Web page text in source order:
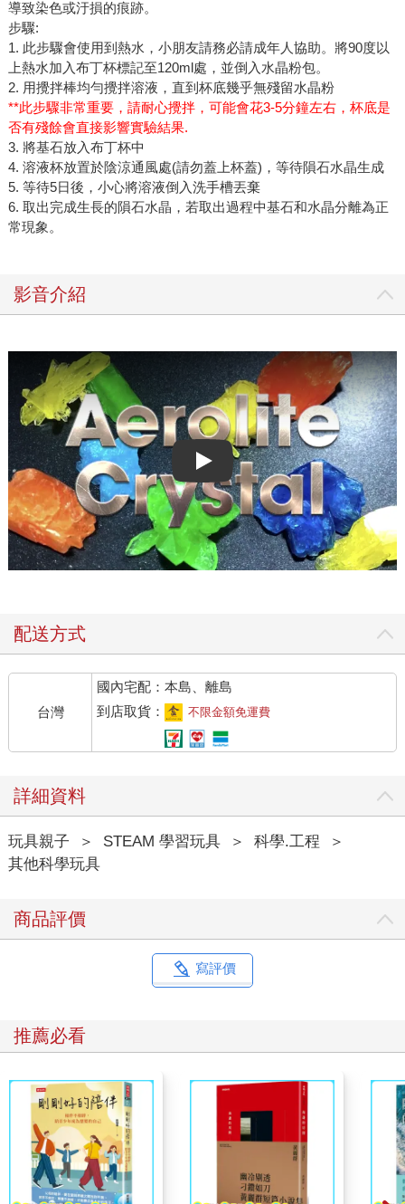
導致染色或汙損的痕跡。
步驟:
1. 此步驟會使用到熱水，小朋友請務必請成年人協助。將90度以
上熱水加入布丁杯標記至120ml處，並倒入水晶粉包。
2. 用攪拌棒均勻攪拌溶液，直到杯底幾乎無殘留水晶粉
**此步驟非常重要，請耐心攪拌，可能會花3-5分鐘左右，杯底是
否有殘餘會直接影響實驗結果.
3. 將基石放入布丁杯中
4. 溶液杯放置於陰涼通風處(請勿蓋上杯蓋)，等待隕石水晶生成
5. 等待5日後，小心將溶液倒入洗手槽丟棄
6. 取出完成生長的隕石水晶，若取出過程中基石和水晶分離為正
常現象。
影音介紹
Play video
配送方式
台灣
國內宅配：本島、離島
到店取貨：
不限金額免運費
詳細資料
玩具親子 ＞ STEAM 學習玩具 ＞ 科學.工程
＞
其他科學玩具
商品評價
寫評價
推薦必看